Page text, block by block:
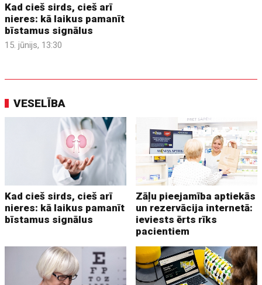
Kad cieš sirds, cieš arī
nieres: kā laikus pamanīt
bīstamus signālus
15. jūnijs, 13:30
VESELĪBA
Kad cieš sirds, cieš arī
nieres: kā laikus pamanīt
bīstamus signālus
Zāļu pieejamība aptiekās
un rezervācija internetā:
ieviests ērts rīks
pacientiem